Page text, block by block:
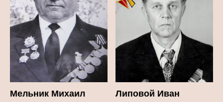
Мельник Михаил
Липовой Иван